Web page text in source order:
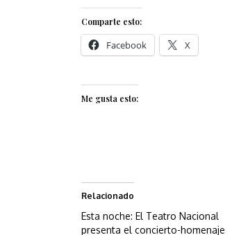
Comparte esto:
Facebook X
Me gusta esto:
Relacionado
Esta noche: El Teatro Nacional
presenta el concierto-homenaje